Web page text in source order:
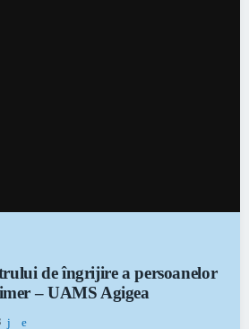
de îngrijire a persoanelor
– UAMS Agigea